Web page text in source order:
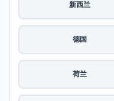
新西兰
德国
荷兰